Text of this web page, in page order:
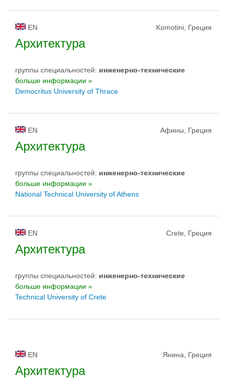
EN Komotini, Греция
Архитектура
группы специальностей: инженерно-техническиe
больше информации »
Democritus University of Thrace
EN Афины, Греция
Архитектура
группы специальностей: инженерно-техническиe
больше информации »
National Technical University of Athens
EN Crete, Греция
Архитектура
группы специальностей: инженерно-техническиe
больше информации »
Technical University of Crete
EN Янина, Греция
Архитектура